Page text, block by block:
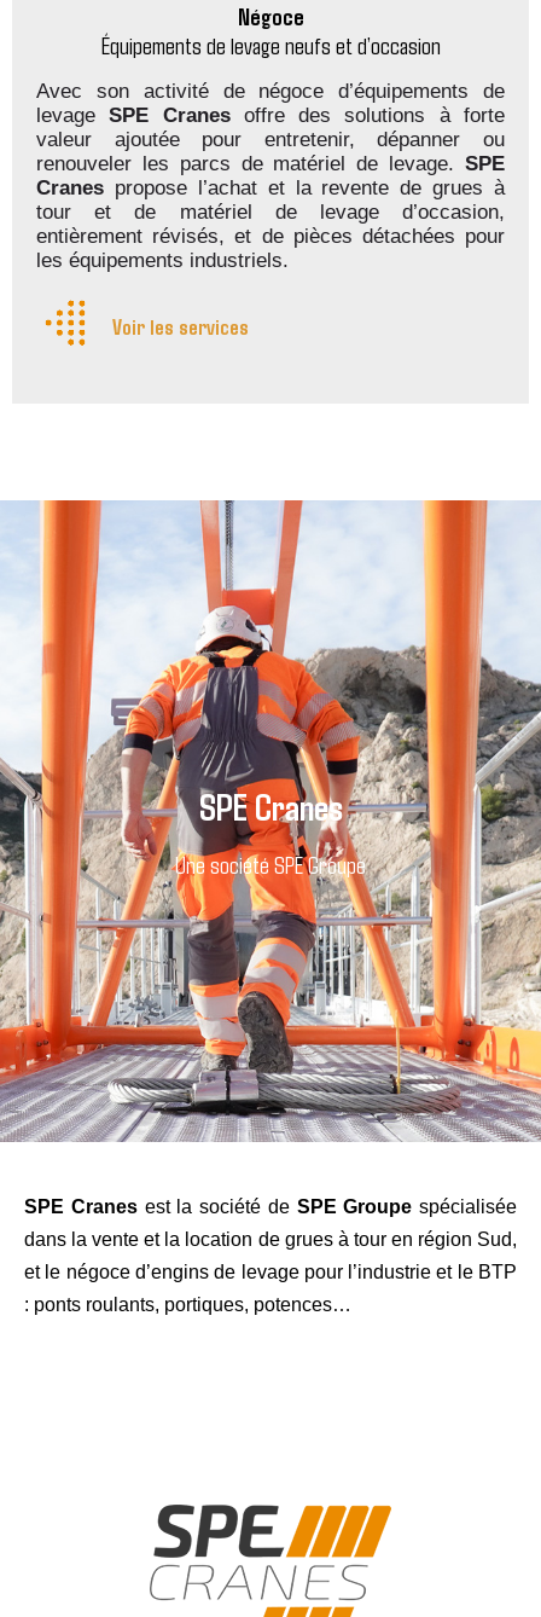
Négoce
Équipements de levage neufs et d’occasion
Avec son activité de négoce d’équipements de
levageSPE Cranesoffre des solutions à forte
valeur ajoutée pour entretenir, dépanner ou
renouveler les parcs de matériel de levage. SPE
Cranes propose l’achat et la revente de grues à
tour et de matériel de levage d’occasion,
entièrement révisés, et de pièces détachées pour
les équipements industriels.
Voir les services
SPE Cranes
Une société SPE Groupe
SPE Cranesest la société de SPE Groupe spécialisée
dans la vente et la location de grues à tour en région Sud,
et le négoce d’engins de levage pour l’industrie et le BTP
: ponts roulants, portiques, potences…